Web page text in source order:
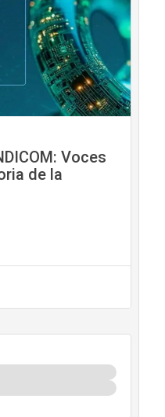
Voces
de la